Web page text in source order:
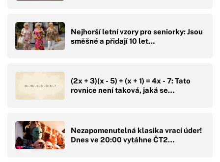
Nejhorší letní vzory pro seniorky: Jsou
směšné a přidají 10 let…
(2x + 3)(x - 5) + (x + 1) = 4x - 7: Tato
rovnice není taková, jaká se…
Nezapomenutelná klasika vrací úder!
Dnes ve 20:00 vytáhne ČT2…